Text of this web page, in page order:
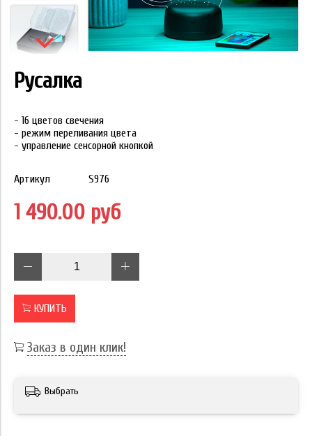
Русалка
- 16 цветов свечения
- режим переливания цвета
- управление сенсорной кнопкой
Артикул S976
1 490.00 руб
КУПИТЬ
Заказ в один клик!
Выбрать